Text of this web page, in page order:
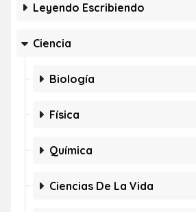
Leyendo Escribiendo
Ciencia
Biología
Física
Química
Ciencias De La Vida